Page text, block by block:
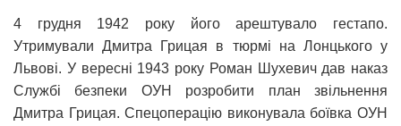
4 грудня 1942 року його арештувало гестапо.
Утримували Дмитра Грицая в тюрмі на Лонцького у
Львові. У вересні 1943 року Роман Шухевич дав наказ
Службі безпеки ОУН розробити план звільнення
Дмитра Грицая. Спецоперацію виконувала боївка ОУН